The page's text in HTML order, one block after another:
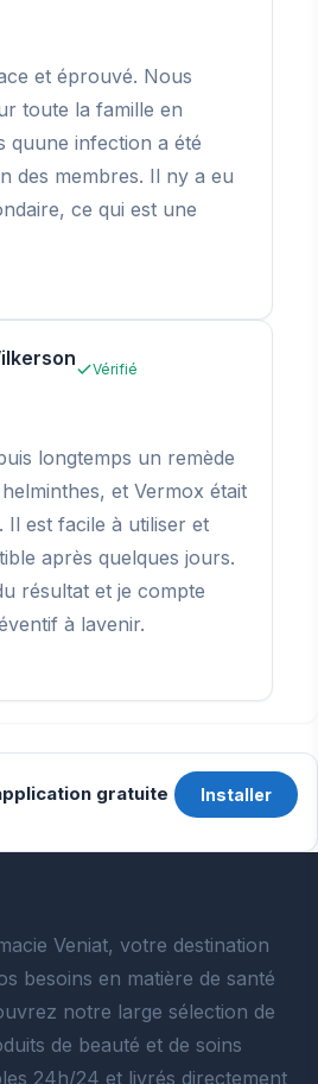
et éprouvé. Nous
toute la famille en
quune infection a été
des membres. Il ny a eu
ce qui est une
Vérifié
longtemps un remède
et Vermox était
Il est facile à utiliser et
après quelques jours.
résultat et je compte
à lavenir.
gratuite Installer
Veniat, votre destination
besoins en matière de santé
notre large sélection de
de beauté et de soins
24h/24 et livrés directement